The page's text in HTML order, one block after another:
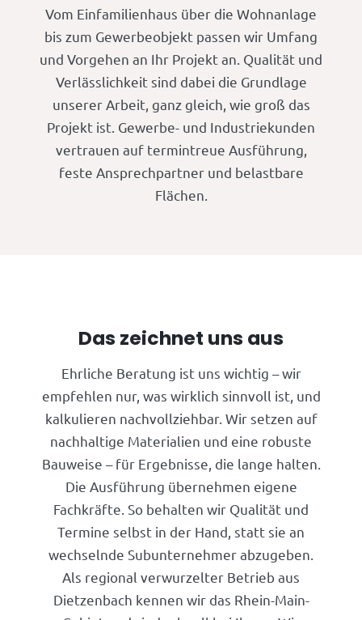
Vom Einfamilienhaus über die Wohnanlage
bis zum Gewerbeobjekt passen wir Umfang
und Vorgehen an Ihr Projekt an. Qualität und
Verlässlichkeit sind dabei die Grundlage
unserer Arbeit, ganz gleich, wie groß das
Projekt ist. Gewerbe- und Industriekunden
vertrauen auf termintreue Ausführung,
feste Ansprechpartner und belastbare
Flächen.
Das zeichnet uns aus
Ehrliche Beratung ist uns wichtig – wir
empfehlen nur, was wirklich sinnvoll ist, und
kalkulieren nachvollziehbar. Wir setzen auf
nachhaltige Materialien und eine robuste
Bauweise – für Ergebnisse, die lange halten.
Die Ausführung übernehmen eigene
Fachkräfte. So behalten wir Qualität und
Termine selbst in der Hand, statt sie an
wechselnde Subunternehmer abzugeben.
Als regional verwurzelter Betrieb aus
Dietzenbach kennen wir das Rhein-Main-